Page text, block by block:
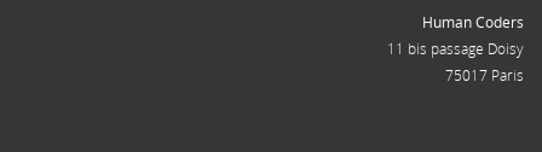
Human Coders
11 bis passage Doisy
75017 Paris